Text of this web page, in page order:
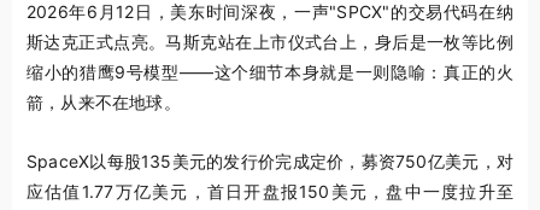
2026年6月12日，美东时间深夜，一声"SPCX"的交易代码在纳
斯达克正式点亮。马斯克站在上市仪式台上，身后是一枚等比例
缩小的猎鹰9号模型——这个细节本身就是一则隐喻：真正的火
箭，从来不在地球。
SpaceX以每股135美元的发行价完成定价，募资750亿美元，对
应估值1.77万亿美元，首日开盘报150美元，盘中一度拉升至